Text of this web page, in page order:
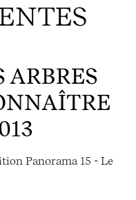
ARBRES
Panorama 15 - Le